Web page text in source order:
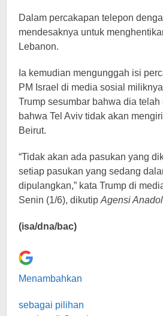
Dalam percakapan telepon
mendesaknya untuk
Lebanon.
Ia kemudian mengunggah isi
PM Israel di media sosial
Trump sesumbar bahwa dia
bahwa Tel Aviv tidak akan
Beirut.
“Tidak akan ada pasukan yang
setiap pasukan yang sedang
dipulangkan,” kata Trump di
Senin (1/6), dikutip Agensi
(isa/dna/bac)
Menambahkan
sebagai pilihan